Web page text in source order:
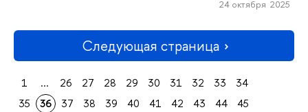
24 октября 2025
Следующая страница
1 ... 26 27 28 29 30 31 32 33
34
35
36 37 38 39 40 41 42 43 44
45